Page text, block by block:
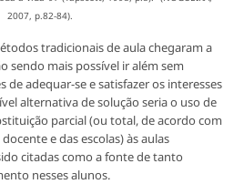
2007, p.82-84).
tradicionais de aula chegaram a
sendo mais possível ir além sem
de adequar-se e satisfazer os interesses
alternativa de solução seria o uso de
parcial (ou total, de acordo com
e das escolas) às aulas
citadas como a fonte de tanto
nesses alunos.